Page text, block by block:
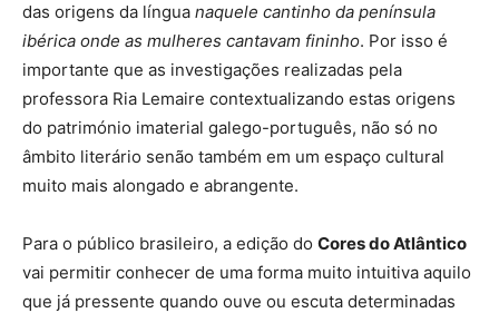
das origens da língua naquele cantinho da península
ibérica onde as mulheres cantavam fininho. Por isso é
importante que as investigações realizadas pela
professora Ria Lemaire contextualizando estas origens
do património imaterial galego-português, não só no
âmbito literário senão também em um espaço cultural
muito mais alongado e abrangente.
Para o público brasileiro, a edição do Cores do Atlântico
vai permitir conhecer de uma forma muito intuitiva aquilo
que já pressente quando ouve ou escuta determinadas